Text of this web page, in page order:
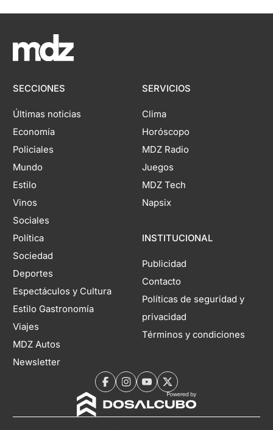
SECCIONES
Últimas noticias
Economía
Policiales
Mundo
Estilo
Vinos
Sociales
Política
Sociedad
Deportes
Espectáculos y Cultura
Estilo Gastronomía
Viajes
MDZ Autos
Newsletter
SERVICIOS
Clima
Horóscopo
MDZ Radio
Juegos
MDZ Tech
Napsix
INSTITUCIONAL
Publicidad
Contacto
Políticas de seguridad y
privacidad
Términos y condiciones